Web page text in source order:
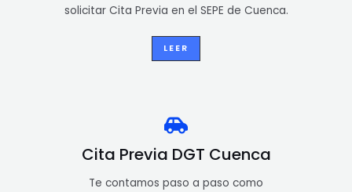
solicitar Cita Previa en el SEPE de Cuenca.
LEER
Cita Previa DGT Cuenca
Te contamos paso a paso como